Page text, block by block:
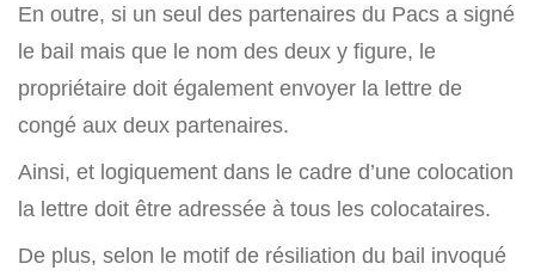
En outre, si un seul des partenaires du Pacs a signé
le bail mais que le nom des deux y figure, le
propriétaire doit également envoyer la lettre de
congé aux deux partenaires.
Ainsi, et logiquement dans le cadre d’une colocation
la lettre doit être adressée à tous les colocataires.
De plus, selon le motif de résiliation du bail invoqué